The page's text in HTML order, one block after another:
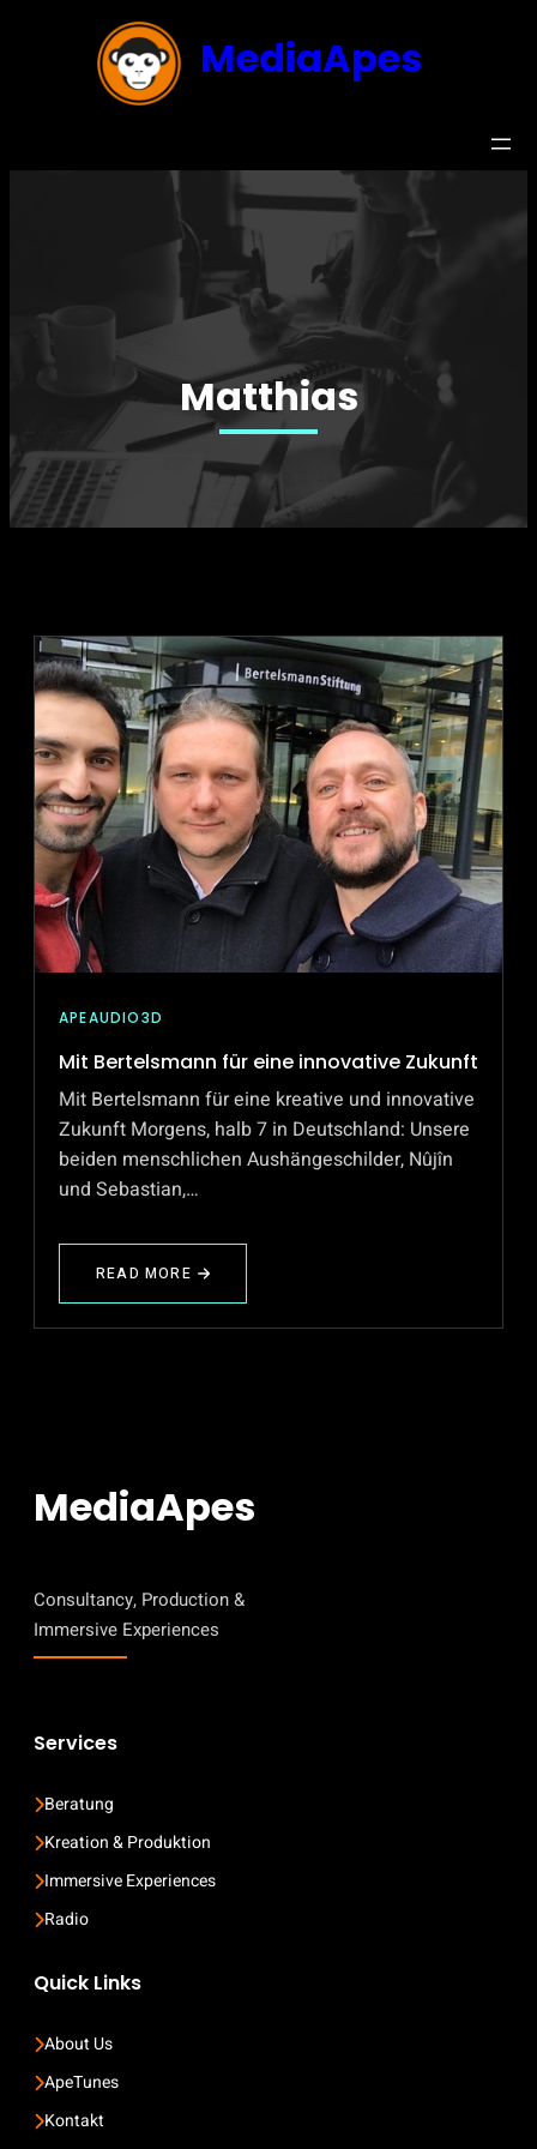
MediaApes
Matthias
APEAUDIO3D
Mit Bertelsmann für eine innovative Zukunft
Mit Bertelsmann für eine kreative und innovative
Zukunft Morgens, halb 7 in Deutschland: Unsere
beiden menschlichen Aushängeschilder, Nûjîn
und Sebastian,…
READ MORE
ABOUT
MIT
BERTELSMANN
MediaApes
Consultancy, Production &
Immersive Experiences
Services
Beratung
Kreation & Produktion
Immersive Experiences
Radio
Quick Links
About Us
ApeTunes
Kontakt